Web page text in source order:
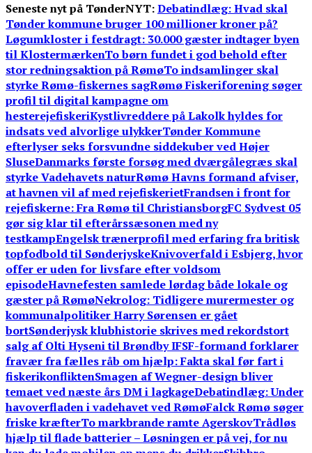
Seneste nyt på TønderNYT:Debatindlæg: Hvad skal
Tønder kommune bruger 100 millioner kroner på?
Løgumkloster i festdragt: 30.000 gæster indtager byen
til KlostermærkenTo børn fundet i god behold efter
stor redningsaktion på RømøTo indsamlinger skal
styrke Rømø-fiskernes sagRømø Fiskeriforening søger
profil til digital kampagne om
hesterejefiskeriKystlivreddere på Lakolk hyldes for
indsats ved alvorlige ulykkerTønder Kommune
efterlyser seks forsvundne siddekuber ved Højer
SluseDanmarks første forsøg med dværgålegræs skal
styrke Vadehavets naturRømø Havns formand afviser,
at havnen vil af med rejefiskerietFrandsen i front for
rejefiskerne: Fra Rømø til ChristiansborgFC Sydvest 05
gør sig klar til efterårssæsonen med ny
testkampEngelsk trænerprofil med erfaring fra britisk
topfodbold til SønderjyskeKnivoverfald i Esbjerg, hvor
offer er uden for livsfare efter voldsom
episodeHavnefesten samlede lørdag både lokale og
gæster på RømøNekrolog: Tidligere murermester og
kommunalpolitiker Harry Sørensen er gået
bortSønderjysk klubhistorie skrives med rekordstort
salg af Olti Hyseni til Brøndby IFSF-formand forklarer
fravær fra fælles råb om hjælp: Fakta skal før fart i
fiskerikonfliktenSmagen af Wegner-design bliver
temaet ved næste års DM i lagkageDebatindlæg: Under
havoverfladen i vadehavet ved RømøFalck Rømø søger
friske kræfterTo markbrande ramte AgerskovTrådløs
hjælp til flade batterier – Løsningen er på vej, for nu